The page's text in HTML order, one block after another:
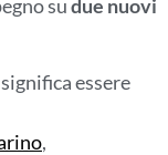
sudue nuovi
essere
,